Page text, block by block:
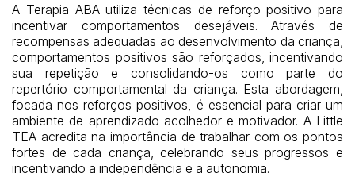
A Terapia ABA utiliza técnicas de reforço positivo para
incentivar comportamentos desejáveis. Através de
recompensas adequadas ao desenvolvimento da criança,
comportamentos positivos são reforçados, incentivando
sua repetição e consolidando-os como parte do
repertório comportamental da criança. Esta abordagem,
focada nos reforços positivos, é essencial para criar um
ambiente de aprendizado acolhedor e motivador. A Little
TEA acredita na importância de trabalhar com os pontos
fortes de cada criança, celebrando seus progressos e
incentivando a independência e a autonomia.